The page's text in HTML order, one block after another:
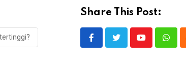
Share This Post:
Youtube